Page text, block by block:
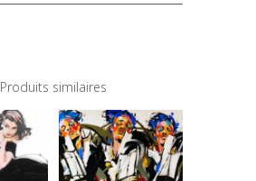
Produits similaires